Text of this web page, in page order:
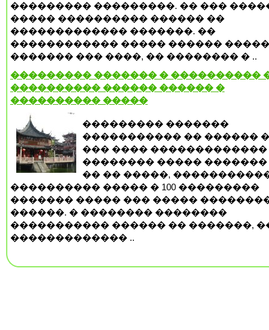
��������� ���������. �� ���
����� ���������� ������ ��
������������� �������. ��
������������ ����� ������
������� ��� ����, �� �������� � ..
��������� ������� � ����������
���������� ������ ������ �
���������� �����
��������� �������
����������� �� ������
��� ���� �������������
�������� ����� �������
�� �� �����,
���������� ����� � 100 ���������
������� ����� ��� �����
������. � �������� ��������
����������� ������ �� �������,
������������� ..